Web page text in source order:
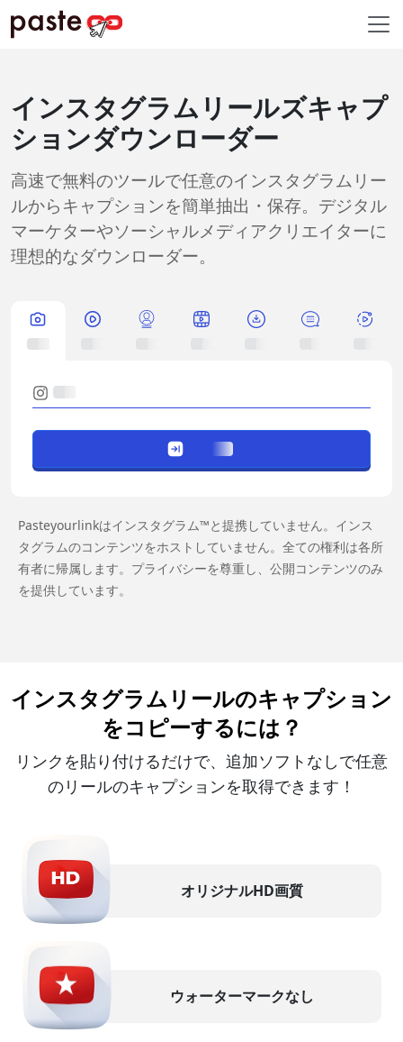
インスタグラムリールズキャプ
ションダウンローダー
高速で無料のツールで任意のインスタグラムリー
ルからキャプションを簡単抽出・保存。デジタル
マーケターやソーシャルメディアクリエイターに
理想的なダウンローダー。
Pasteyourlinkはインスタグラム™と提携していません。インス
タグラムのコンテンツをホストしていません。全ての権利は各所
有者に帰属します。プライバシーを尊重し、公開コンテンツのみ
を提供しています。
インスタグラムリールのキャプション
をコピーするには？
リンクを貼り付けるだけで、追加ソフトなしで任意
のリールのキャプションを取得できます！
オリジナルHD画質
ウォーターマークなし